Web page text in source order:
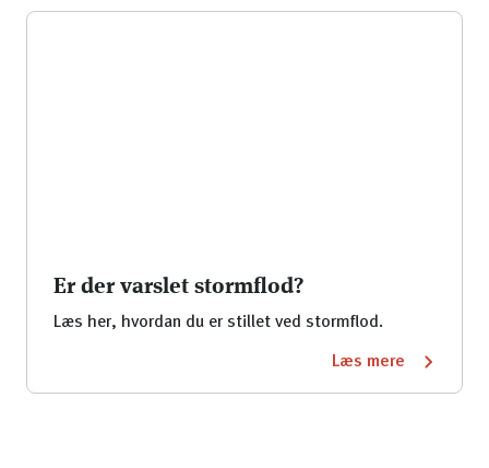
Er der varslet stormflod?
Læs her, hvordan du er stillet ved stormflod.
Læs mere